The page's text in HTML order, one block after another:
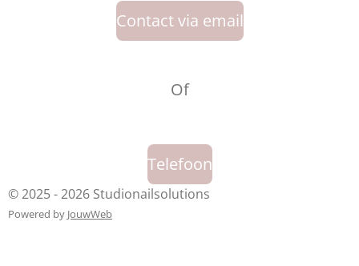
Contact via email
Of
Telefoon
© 2025 - 2026 Studionailsolutions
Powered by JouwWeb